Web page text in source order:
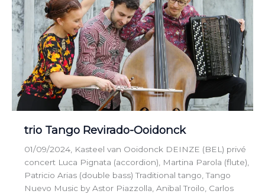
trio Tango Revirado-Ooidonck
01/09/2024, Kasteel van Ooidonck DEINZE (BEL) privé
concert Luca Pignata (accordion), Martina Parola (flute),
Patricio Arias (double bass) Traditional tango, Tango
Nuevo Music by Astor Piazzolla, Anibal Troilo, Carlos